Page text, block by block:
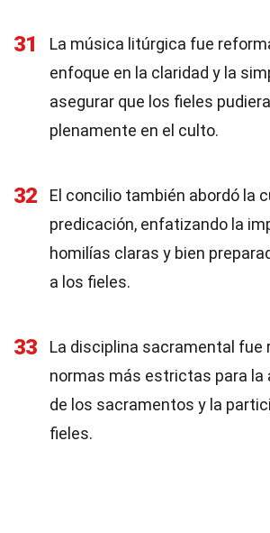
31
La música litúrgica fue
enfoque en la claridad y la
asegurar que los fieles
plenamente en el culto.
32
El concilio también abordó la
predicación, enfatizando la
homilías claras y bien
a los fieles.
33
La disciplina sacramental fue
normas más estrictas para la
de los sacramentos y la
fieles.